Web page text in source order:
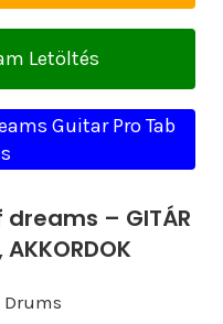
Letöltés
Guitar Pro Tab
– GITÁR
AKKORDOK